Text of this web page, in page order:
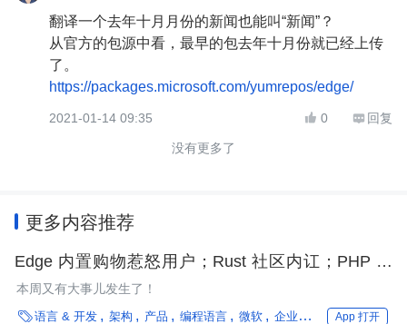
翻译一个去年十月月份的新闻也能叫“新闻”？
从官方的包源中看，最早的包去年十月份就已经上传
了。
https://packages.microsoft.com/yumrepos/edge/
2021-01-14 09:35  0  回复
没有更多了
更多内容推荐
Edge 内置购物惹怒用户；Rust 社区内讧；PHP 基
金会成立；腾讯被工信部点名；微软遭反垄断投诉；
本周又有大事儿发生了！
语言 & 开发 架构 产品 编程语言 微软 企业动态 腾讯
App 打开